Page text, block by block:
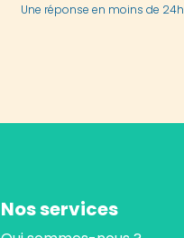
Une réponse en moins de 24h
Nos services